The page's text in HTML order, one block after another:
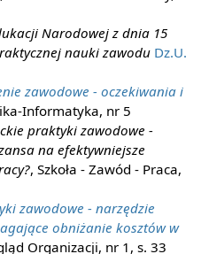
Narodowej z dnia 15
nauki zawodu Dz.U.
zawodowe - oczekiwania i
Informatyka, nr 5
praktyki zawodowe -
na efektywniejsze
, Szkoła - Zawód - Praca,
zawodowe - narzędzie
obniżanie kosztów w
Organizacji, nr 1, s. 33